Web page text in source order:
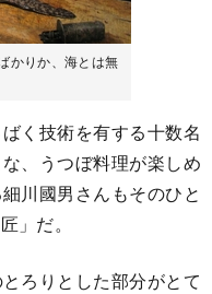
かりか、海とは無
く技術を有する十数名
、うつぼ料理が楽しめ
川國男さんもそのひと
」だ。
ろりとした部分がとて